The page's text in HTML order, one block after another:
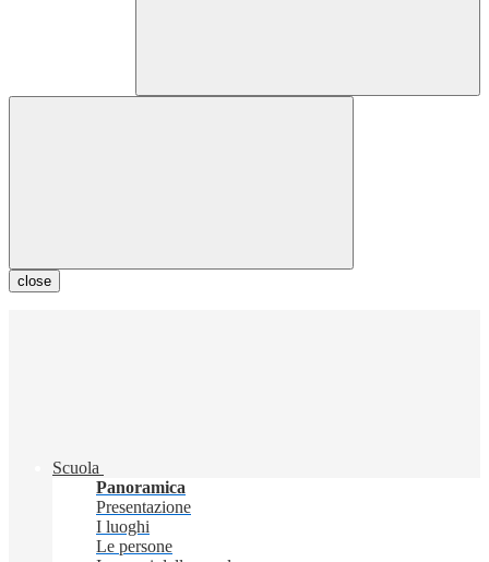
close
Scuola
Panoramica
Presentazione
I luoghi
Le persone